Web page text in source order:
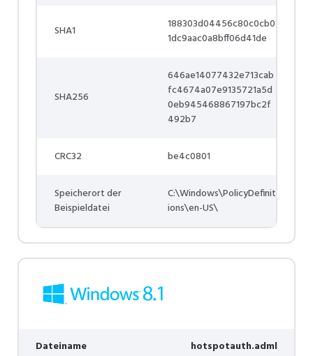
SHA1
188303d04456c80c0cb0
1dc9aac0a8bff06d41de
SHA256
646ae14077432e713cab
fc4674a07e9135721a5d
0eb945468867197bc2f
492b7
CRC32 be4c0801
Speicherort der
Beispieldatei
C:\Windows\PolicyDefinit
ions\en-US\
Dateiname hotspotauth.adml